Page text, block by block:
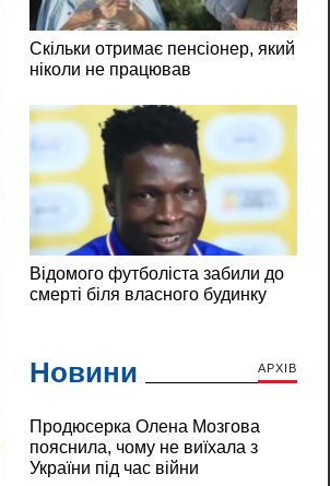
Новини АРХІВ
Продюсерка Олена Мозгова
пояснила, чому не виїхала з
України під час війни